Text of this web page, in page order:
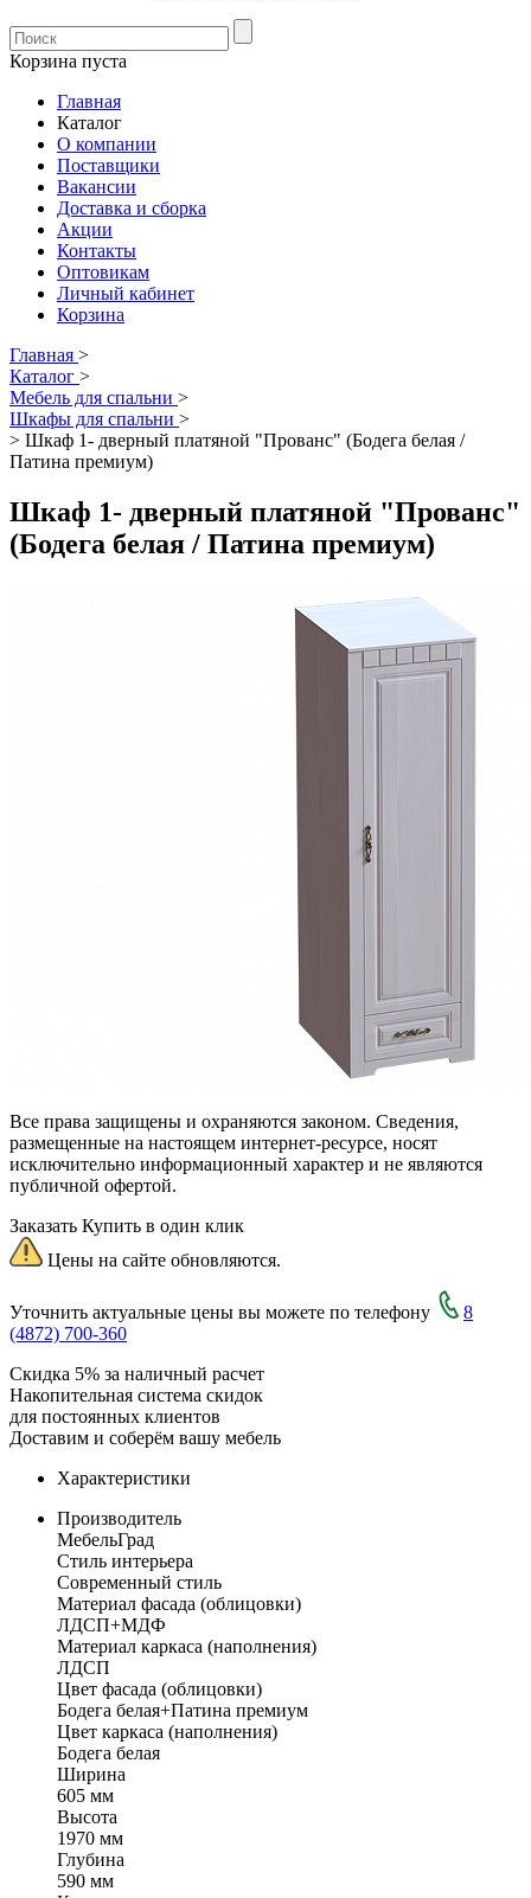
Корзина пуста
Главная
Каталог
О компании
Поставщики
Вакансии
Доставка и сборка
Акции
Контакты
Оптовикам
Личный кабинет
Корзина
Главная >
Каталог >
Мебель для спальни >
Шкафы для спальни >
> Шкаф 1- дверный платяной "Прованс" (Бодега белая /
Патина премиум)
Шкаф 1- дверный платяной "Прованс"
(Бодега белая / Патина премиум)
Все права защищены и охраняются законом. Сведения,
размещенные на настоящем интернет-ресурсе, носят
исключительно информационный характер и не являются
публичной офертой.
Заказать Купить в один клик
Цены на сайте обновляются.
Уточнить актуальные цены вы можете по телефону
8
(4872) 700-360
Скидка 5% за наличный расчет
Накопительная система скидок
для постоянных клиентов
Доставим и соберём вашу мебель
Характеристики
Производитель
МебельГрад
Стиль интерьера
Современный стиль
Материал фасада (облицовки)
ЛДСП+МДФ
Материал каркаса (наполнения)
ЛДСП
Цвет фасада (облицовки)
Бодега белая+Патина премиум
Цвет каркаса (наполнения)
Бодега белая
Ширина
605 мм
Высота
1970 мм
Глубина
590 мм